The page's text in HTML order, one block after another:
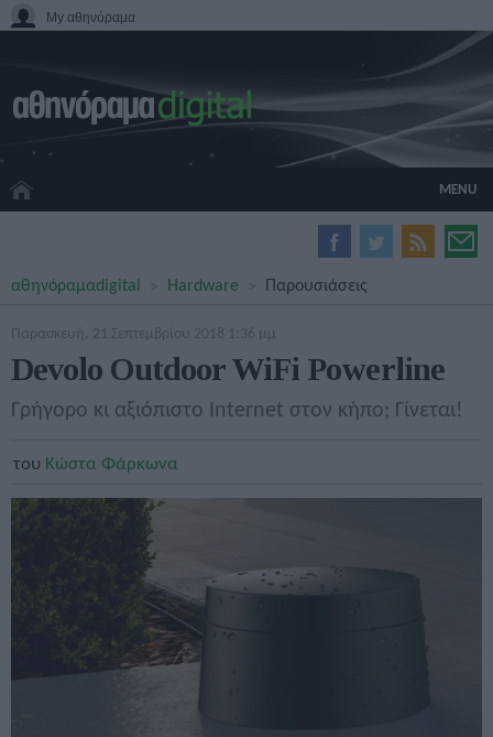
My αθηνόραμα
MENU
HOME CINEMA
GADGETS
TV
GAMES
SPECIALS
αθηνόραμαdigital Hardware Παρουσιάσεις
Παρασκευή, 21 Σεπτεμβρίου 2018 1:36 μμ
Devolo Outdoor WiFi Powerline
Γρήγορο κι αξιόπιστο Internet στον κήπο; Γίνεται!
του Κώστα Φάρκωνα